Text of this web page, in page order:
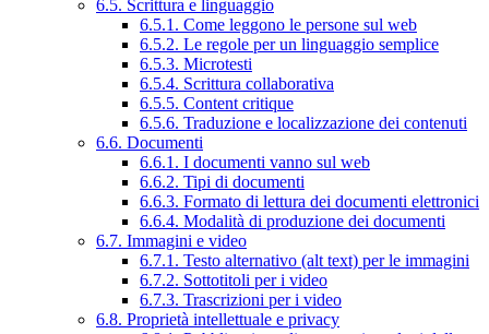
6.5. Scrittura e linguaggio
6.5.1. Come leggono le persone sul web
6.5.2. Le regole per un linguaggio semplice
6.5.3. Microtesti
6.5.4. Scrittura collaborativa
6.5.5. Content critique
6.5.6. Traduzione e localizzazione dei contenuti
6.6. Documenti
6.6.1. I documenti vanno sul web
6.6.2. Tipi di documenti
6.6.3. Formato di lettura dei documenti elettronici
6.6.4. Modalità di produzione dei documenti
6.7. Immagini e video
6.7.1. Testo alternativo (alt text) per le immagini
6.7.2. Sottotitoli per i video
6.7.3. Trascrizioni per i video
6.8. Proprietà intellettuale e privacy